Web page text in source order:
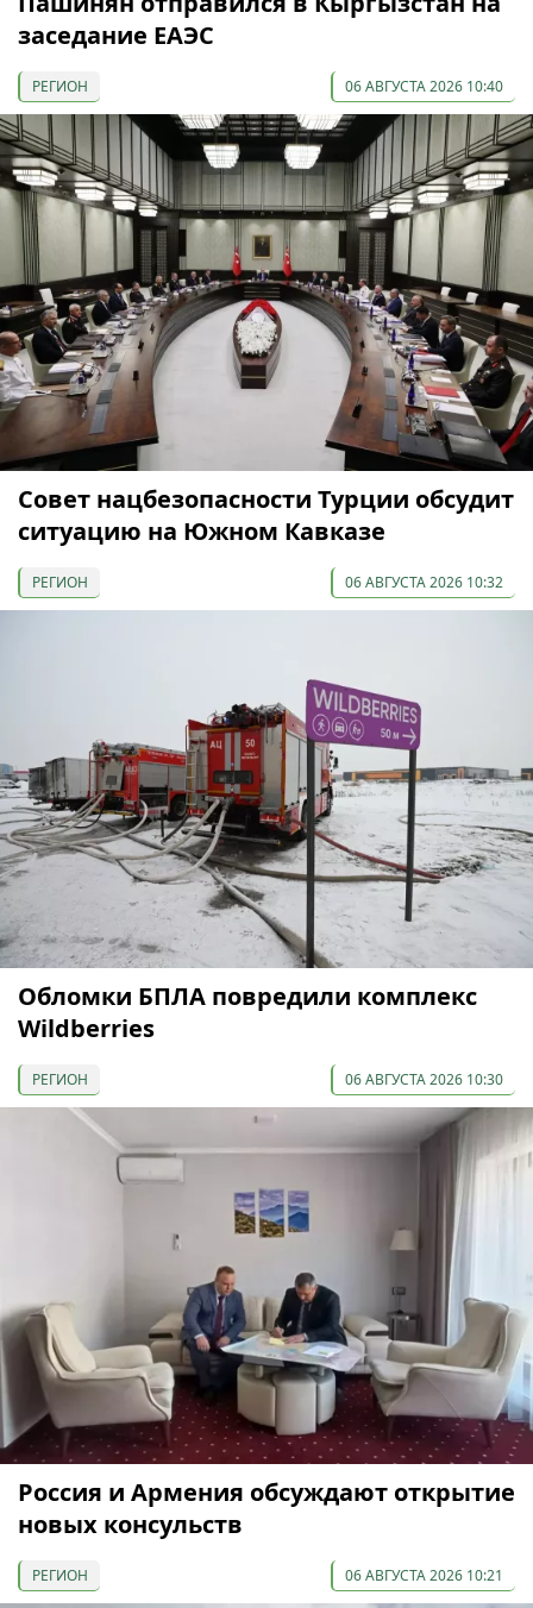
заседание ЕАЭС
РЕГИОН 06 АВГУСТА 2026 10:40
Совет нацбезопасности Турции обсудит
ситуацию на Южном Кавказе
РЕГИОН 06 АВГУСТА 2026 10:32
Обломки БПЛА повредили комплекс
Wildberries
РЕГИОН 06 АВГУСТА 2026 10:30
Россия и Армения обсуждают открытие
новых консульств
РЕГИОН 06 АВГУСТА 2026 10:21